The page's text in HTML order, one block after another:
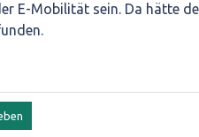
E-Mobilität sein. Da hätte